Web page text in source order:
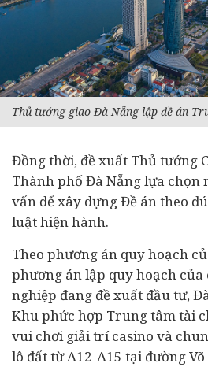
Thủ tướng giao Đà Nẵng lập đề án
Đồng thời, đề xuất Thủ tướng
Thành phố Đà Nẵng lựa chọn
vấn để xây dựng Đề án theo
luật hiện hành.
Theo phương án quy hoạch
phương án lập quy hoạch của
nghiệp đang đề xuất đầu tư,
Khu phức hợp Trung tâm tài
vui chơi giải trícasino và
lô đất từ A12-A15 tại đường